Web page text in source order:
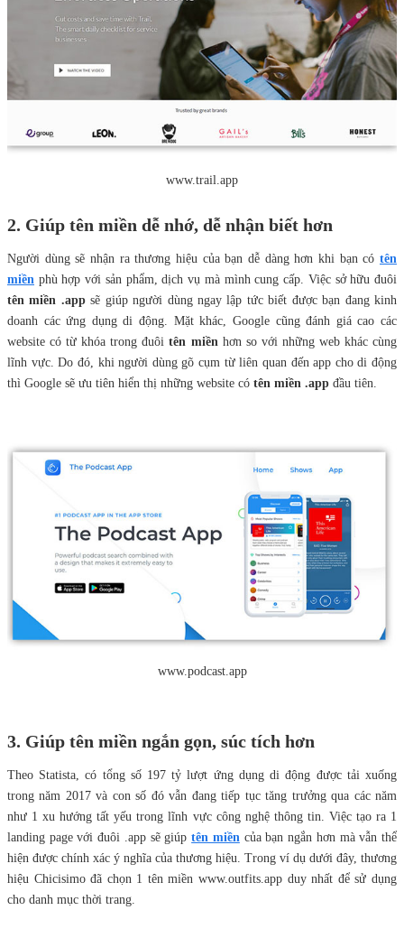
www.trail.app
2. Giúp tên miền dễ nhớ, dễ nhận biết hơn
Người dùng sẽ nhận ra thương hiệu của bạn dễ dàng hơn khi bạn có tên
miền phù hợp với sản phẩm, dịch vụ mà mình cung cấp. Việc sở hữu đuôi
tên miền .appsẽ giúp người dùng ngay lập tức biết được bạn đang kinh
doanh các ứng dụng di động. Mặt khác, Google cũng đánh giá cao các
website có từ khóa trong đuôitên miềnhơn so với những web khác cùng
lĩnh vực. Do đó, khi người dùng gõ cụm từ liên quan đến app cho di động
thì Google sẽ ưu tiên hiển thị những website có tên miền .app đầu tiên.
www.podcast.app
3. Giúp tên miền ngắn gọn, súc tích hơn
Theo Statista, có tổng số 197 tỷ lượt ứng dụng di động được tải xuống
trong năm 2017 và con số đó vẫn đang tiếp tục tăng trưởng qua các năm
như 1 xu hướng tất yếu trong lĩnh vực công nghệ thông tin. Việc tạo ra 1
landing page với đuôi .app sẽ giúptên miềncủa bạn ngắn hơn mà vẫn thể
hiện được chính xác ý nghĩa của thương hiệu. Trong ví dụ dưới đây, thương
hiệu Chicisimo đã chọn 1 tên miền www.outfits.app duy nhất để sử dụng
cho danh mục thời trang.